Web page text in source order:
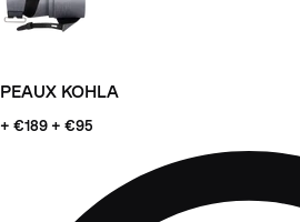
PEAUX KOHLA
+ €189 + €95